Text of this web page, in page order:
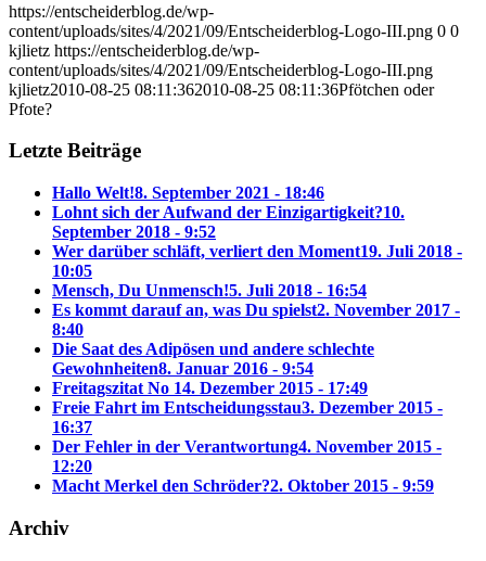
https://entscheiderblog.de/wp-
content/uploads/sites/4/2021/09/Entscheiderblog-Logo-III.png 0 0
kjlietz https://entscheiderblog.de/wp-
content/uploads/sites/4/2021/09/Entscheiderblog-Logo-III.png
kjlietz2010-08-25 08:11:362010-08-25 08:11:36Pfötchen oder
Pfote?
Letzte Beiträge
Hallo Welt!8. September 2021 - 18:46
Lohnt sich der Aufwand der Einzigartigkeit?10.
September 2018 - 9:52
Wer darüber schläft, verliert den Moment19. Juli 2018 -
10:05
Mensch, Du Unmensch!5. Juli 2018 - 16:54
Es kommt darauf an, was Du spielst2. November 2017 -
8:40
Die Saat des Adipösen und andere schlechte
Gewohnheiten8. Januar 2016 - 9:54
Freitagszitat No 14. Dezember 2015 - 17:49
Freie Fahrt im Entscheidungsstau3. Dezember 2015 -
16:37
Der Fehler in der Verantwortung4. November 2015 -
12:20
Macht Merkel den Schröder?2. Oktober 2015 - 9:59
Archiv